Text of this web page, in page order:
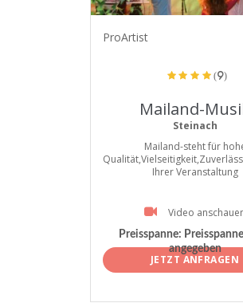
ProArtist
(9)
Mailand-
Steinach
Mailand-steht für
Ihrer Veranstaltung
Video
Preisspanne:
angegeben
JETZT ANFRAGEN